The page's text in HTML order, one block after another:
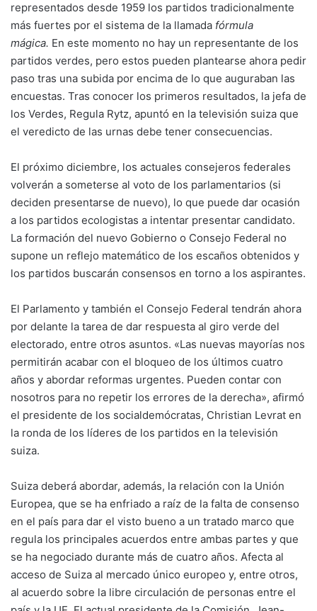
representados desde 1959 los partidos tradicionalmente
más fuertes por el sistema de la llamada fórmula
mágica. En este momento no hay un representante de los
partidos verdes, pero estos pueden plantearse ahora pedir
paso tras una subida por encima de lo que auguraban las
encuestas. Tras conocer los primeros resultados, la jefa de
los Verdes, Regula Rytz, apuntó en la televisión suiza que
el veredicto de las urnas debe tener consecuencias.
El próximo diciembre, los actuales consejeros federales
volverán a someterse al voto de los parlamentarios (si
deciden presentarse de nuevo), lo que puede dar ocasión
a los partidos ecologistas a intentar presentar candidato.
La formación del nuevo Gobierno o Consejo Federal no
supone un reflejo matemático de los escaños obtenidos y
los partidos buscarán consensos en torno a los aspirantes.
El Parlamento y también el Consejo Federal tendrán ahora
por delante la tarea de dar respuesta al giro verde del
electorado, entre otros asuntos. «Las nuevas mayorías nos
permitirán acabar con el bloqueo de los últimos cuatro
años y abordar reformas urgentes. Pueden contar con
nosotros para no repetir los errores de la derecha», afirmó
el presidente de los socialdemócratas, Christian Levrat en
la ronda de los líderes de los partidos en la televisión
suiza.
Suiza deberá abordar, además, la relación con la Unión
Europea, que se ha enfriado a raíz de la falta de consenso
en el país para dar el visto bueno a un tratado marco que
regula los principales acuerdos entre ambas partes y que
se ha negociado durante más de cuatro años. Afecta al
acceso de Suiza al mercado único europeo y, entre otros,
al acuerdo sobre la libre circulación de personas entre el